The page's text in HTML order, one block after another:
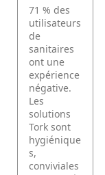
71 % des
utilisateurs
de
sanitaires
ont une
expérience
négative.
Les
solutions
Tork sont
hygiénique
s,
conviviales